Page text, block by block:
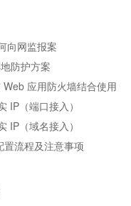
向网监报案
防护方案
Web 应用防火墙结合使用
IP（端口接入）
IP（域名接入）
置流程及注意事项